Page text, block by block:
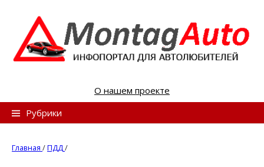
n
О нашем проекте
Рубрики
Главная /ПДД/